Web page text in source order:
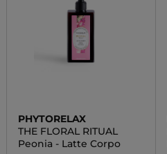
PHYTORELAX
THE FLORAL RITUAL
Peonia - Latte Corpo